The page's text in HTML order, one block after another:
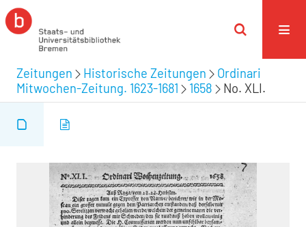
Zeitungen Historische Zeitungen
Ordinari
Mitwochen-Zeitung. 1623-1681
1658 No. XLI.